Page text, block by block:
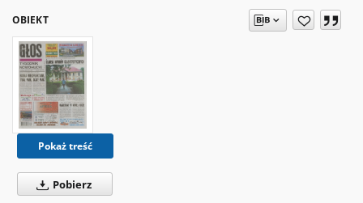
OBIEKT
Pokaż treść
Pobierz